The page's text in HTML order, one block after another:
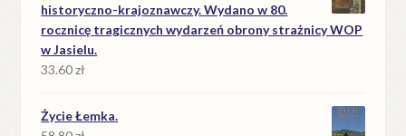
historyczno-krajoznawczy. Wydano w 80.
rocznicę tragicznych wydarzeń obrony strażnicy WOP
w Jasielu.
33.60zł
Życie Łemka.